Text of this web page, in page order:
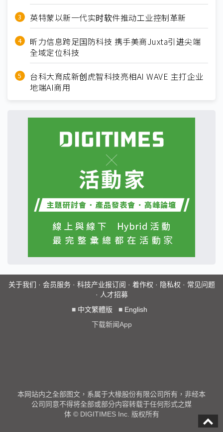
英特蒙以新一代实时软件推动工业控制革新
昕力信息跨足国防科技 携手美商Juxta引进尖端
全域定位科技
台科大育成新创虎智科技亮相AI WAVE 主打企业
地端AI商用
关于我们 · 会员服务· 科技产业报订阅 · 着作权 · 隐私权 · 常见问题
· 人才招募
■ 中文繁體版 ■ English
下载新闻App
本网站内之全部图文，系属于大椽股份有限公司所有，非经本
公司同意不得将全部或部分内容转载于任何形式之媒
体 © DIGITIMES Inc. 版权所有